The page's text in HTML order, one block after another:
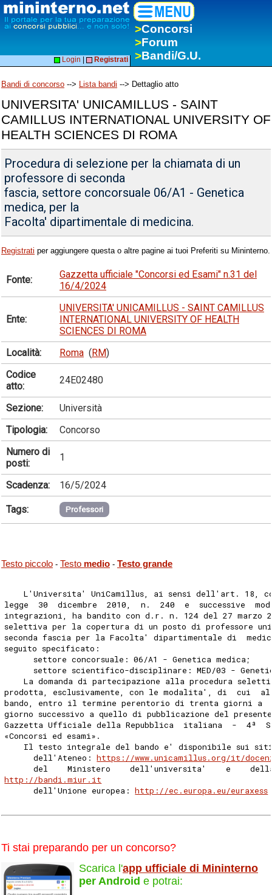
>Concorsi
>Forum
>Bandi/G.U.
Login Registrati
Bandi di concorso --> Lista bandi --> Dettaglio atto
UNIVERSITA' UNICAMILLUS - SAINT
CAMILLUS INTERNATIONAL UNIVERSITY OF
HEALTH SCIENCES DI ROMA
Procedura di selezione per la chiamata di un
professore di seconda
fascia, settore concorsuale 06/A1 - Genetica
medica, per la
Facolta' dipartimentale di medicina.
Registrati per aggiungere questa o altre pagine ai tuoi Preferiti su Mininterno.
Fonte:
Gazzetta ufficiale "Concorsi ed Esami" n.31 del
16/4/2024
Ente:
UNIVERSITA' UNICAMILLUS - SAINT CAMILLUS
INTERNATIONAL UNIVERSITY OF HEALTH
SCIENCES DI ROMA
Località:
Roma (RM)
Codice
atto:
24E02480
Sezione:
Università
Tipologia:
Concorso
Numero di
posti:
1
Scadenza: 16/5/2024
Tags: Professori
Testo piccolo - Testo medio - Testo grande
L'Universita' UniCamillus, ai sensi dell'art. 18,
legge  30  dicembre  2010,  n.  240  e  successive
integrazioni, ha bandito con d.r. n. 124 del 27 marzo
selettiva per la copertura di un posto di professore
seconda fascia per la Facolta' dipartimentale di
seguito specificato:
      settore concorsuale: 06/A1 - Genetica medica;
settore scientifico-disciplinare: MED/03 -
La domanda di partecipazione alla procedura
prodotta, esclusivamente, con le modalita', di  cui
bando, entro il termine perentorio di trenta giorni a
giorno successivo a quello di pubblicazione del
Gazzetta Ufficiale della Repubblica  italiana  -  4ª
«Concorsi ed esami».
Il testo integrale del bando e' disponibile sui
      dell'Ateneo:
https://www.unicamillus.org/it/
del    Ministero    dell'universita'    e
http://bandi.miur.it
      dell'Unione europea:
http://ec.europa.eu/euraxess
Ti stai preparando per un concorso?
Scarica l'app ufficiale di Mininterno
per Android e potrai: